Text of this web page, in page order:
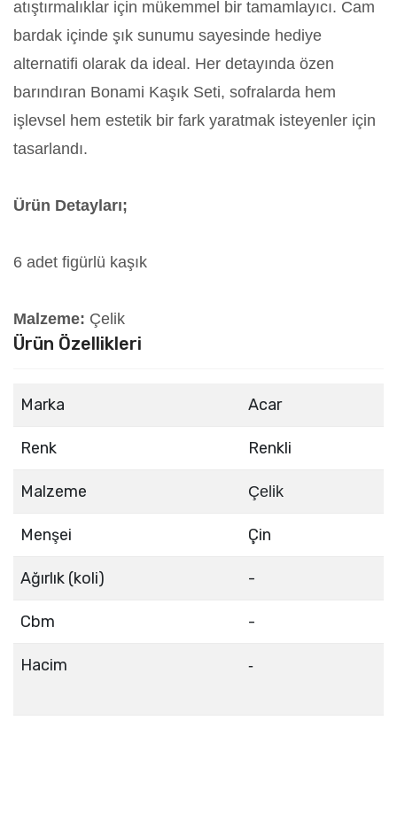
atıştırmalıklar için mükemmel bir tamamlayıcı. Cam
bardak içinde şık sunumu sayesinde hediye
alternatifi olarak da ideal. Her detayında özen
barındıran Bonami Kaşık Seti, sofralarda hem
işlevsel hem estetik bir fark yaratmak isteyenler için
tasarlandı.
Ürün Detayları;
6 adet figürlü kaşık
Malzeme: Çelik
Ürün Özellikleri
Marka Acar
Renk Renkli
Malzeme Çelik
Menşei Çin
Ağırlık (koli) -
Cbm -
Hacim -